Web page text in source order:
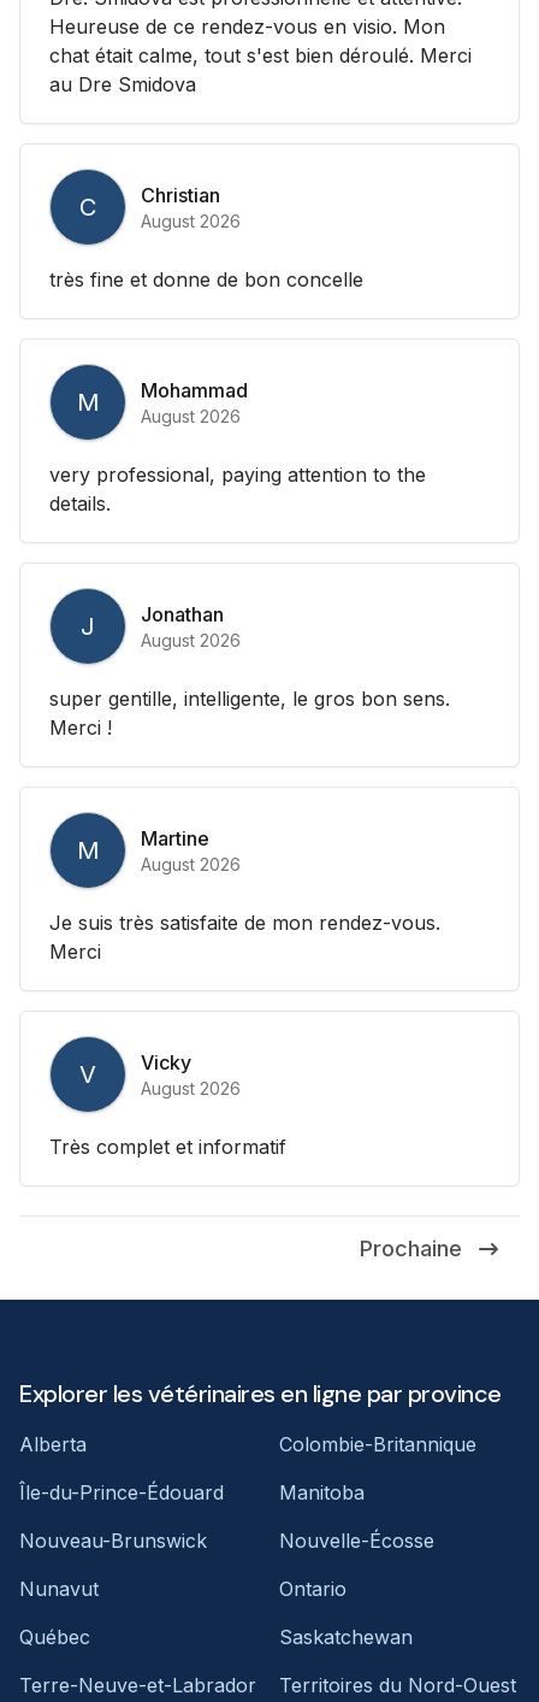
Heureuse de ce rendez-vous en visio. Mon
chat était calme, tout s'est bien déroulé. Merci
au Dre Smidova
C Christian
August 2026
très fine et donne de bon concelle
M Mohammad
August 2026
very professional, paying attention to the
details.
J Jonathan
August 2026
super gentille, intelligente, le gros bon sens.
Merci !
M Martine
August 2026
Je suis très satisfaite de mon rendez-vous.
Merci
V Vicky
August 2026
Très complet et informatif
Prochaine
Explorer les vétérinaires en ligne par province
Alberta
Colombie-Britannique
Île-du-Prince-Édouard
Manitoba
Nouveau-Brunswick
Nouvelle-Écosse
Nunavut
Ontario
Québec
Saskatchewan
Terre-Neuve-et-Labrador
Territoires du Nord-Ouest